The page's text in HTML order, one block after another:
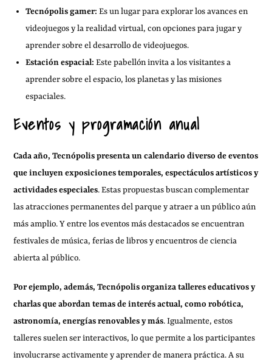
Tecnópolis gamer: Es un lugar para explorar los avances en
videojuegos y la realidad virtual, con opciones para jugar y
aprender sobre el desarrollo de videojuegos.
Estación espacial: Este pabellón invita a los visitantes a
aprender sobre el espacio, los planetas y las misiones
espaciales.
Eventos y programación anual
Cada año, Tecnópolis presenta un calendario diverso de eventos
que incluyen exposiciones temporales, espectáculos artísticos y
actividades especiales. Estas propuestas buscan complementar
las atracciones permanentes del parque y atraer a un público aún
más amplio. Y entre los eventos más destacados se encuentran
festivales de música, ferias de libros y encuentros de ciencia
abierta al público.
Por ejemplo, además, Tecnópolis organiza talleres educativos y
charlas que abordan temas de interés actual, como robótica,
astronomía, energías renovables y más. Igualmente, estos
talleres suelen ser interactivos, lo que permite a los participantes
involucrarse activamente y aprender de manera práctica. A su